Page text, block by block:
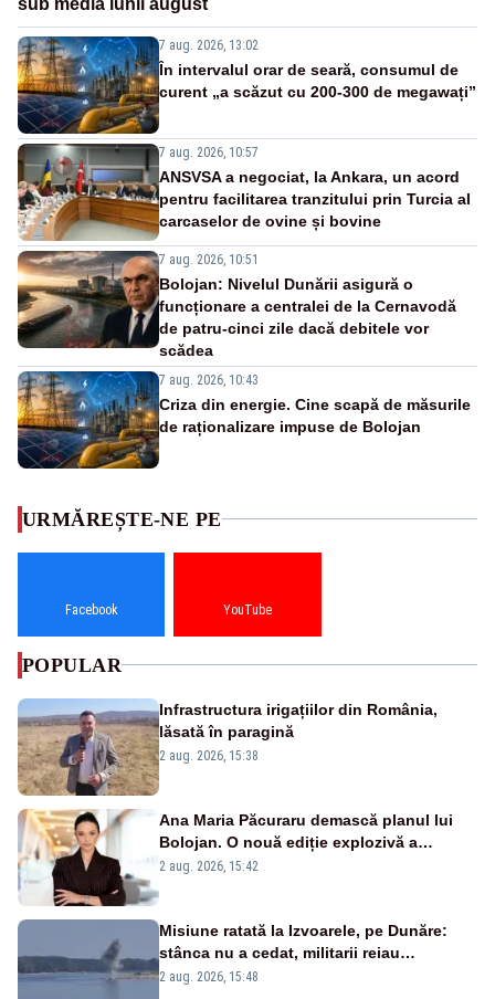
7 aug. 2026, 13:02
În intervalul orar de seară, consumul de
curent „a scăzut cu 200-300 de megawați”
7 aug. 2026, 10:57
ANSVSA a negociat, la Ankara, un acord
pentru facilitarea tranzitului prin Turcia al
carcaselor de ovine și bovine
7 aug. 2026, 10:51
Bolojan: Nivelul Dunării asigură o
funcționare a centralei de la Cernavodă
de patru-cinci zile dacă debitele vor
scădea
7 aug. 2026, 10:43
Criza din energie. Cine scapă de măsurile
de raționalizare impuse de Bolojan
URMĂREȘTE-NE PE
Facebook YouTube
POPULAR
Infrastructura irigațiilor din România,
lăsată în paragină
2 aug. 2026, 15:38
Ana Maria Păcuraru demască planul lui
Bolojan. O nouă ediție explozivă a
emisiunii „Miza Zilei” la Realitatea PLUS
2 aug. 2026, 15:42
Misiune ratată la Izvoarele, pe Dunăre:
stânca nu a cedat, militarii reiau
detonările luni – VIDEO
2 aug. 2026, 15:48